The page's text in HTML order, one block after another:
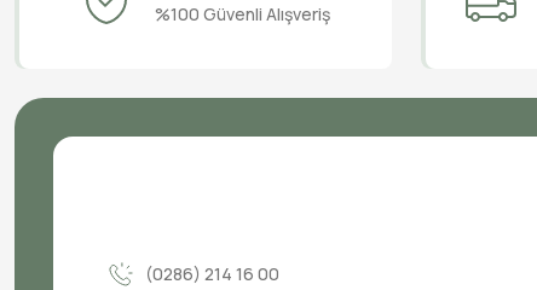
%100 Güvenli Alışveriş
(0286) 214 16 00